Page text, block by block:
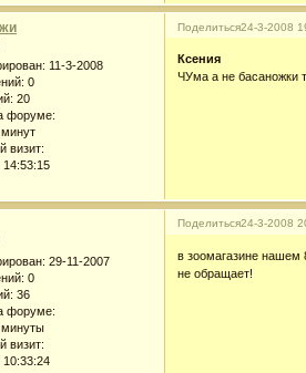
Поделиться24-3-2008
: 11-3-2008
0
20
форуме:
визит:
14:53:15
Ксения
ЧУма а не басаножки
Поделиться24-3-2008
: 29-11-2007
0
36
форуме:
минуты
визит:
10:33:24
в зоомагазине нашем
не обращает!